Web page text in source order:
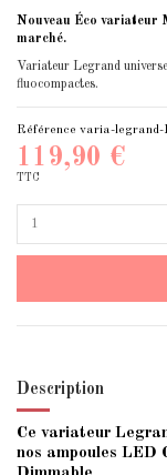
Nouveau Éco variateur
marché.
Variateur Legrand
fluocompactes.
Référence varia-legrand-
119,90 €
TTC
Description
Ce variateur
nos ampoules LED